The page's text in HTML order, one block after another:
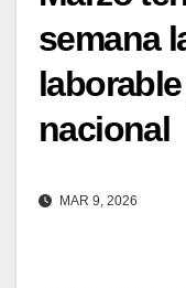
semana
nacional
MAR 9, 2026